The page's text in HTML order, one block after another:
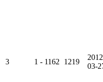
3 1 - 1162 1219
03-